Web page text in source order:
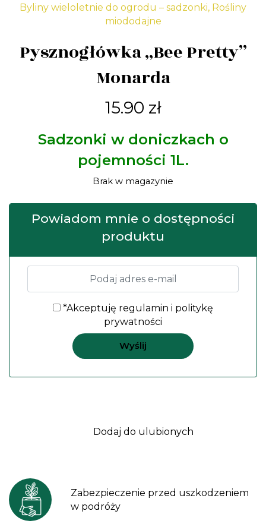
Byliny wieloletnie do ogrodu – sadzonki, Rośliny
miododajne
Pysznogłówka „Bee Pretty”
Monarda
15.90 zł
Sadzonki w doniczkach o
pojemności 1L.
Brak w magazynie
Powiadom mnie o dostępności
produktu
*Akceptuję regulamin i politykę
prywatności
Dodaj do ulubionych
Zabezpieczenie przed uszkodzeniem
w podróży